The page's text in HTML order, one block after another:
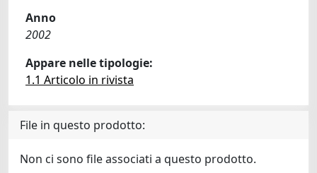
Anno
2002
Appare nelle tipologie:
1.1 Articolo in rivista
File in questo prodotto:
Non ci sono file associati a questo prodotto.